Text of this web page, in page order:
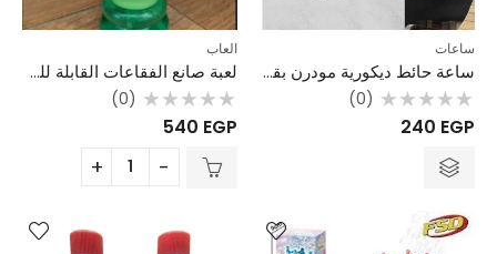
ساعات
ساعة حائط ديكورية مودرن بقطر 47 سم – تصميم مستوحى من الفورجيه
تم
التقييم
من
(0)
240 EGP
العاب
لعبة صانع الفقاعات القابلة للشحن – تصميم وردة مع 3 أوضاع إضاءة ولعب
تم
التقييم
(0)
540 EGP